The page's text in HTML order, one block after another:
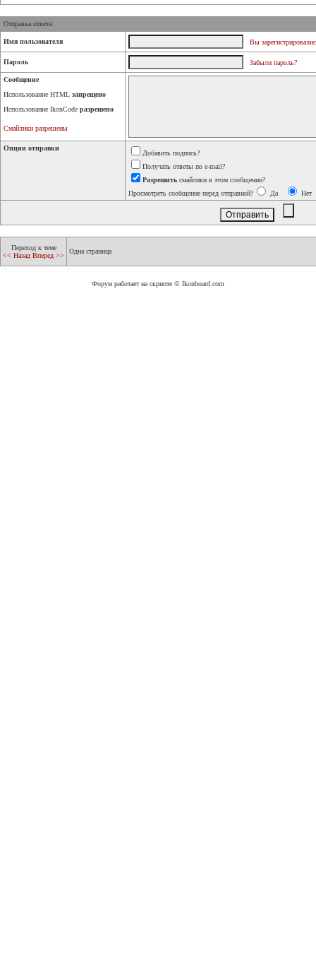
Отправка ответа:
Имя пользователя Вы
Пароль Забыли пароль?
Сообщение
Использование HTML запрещено
Использование IkonCode разрешено
Смайлики разрешены
Опции отправки
Добавить подпись?
Получать ответы по e-mail?
Разрешить смайлики в этом сообщении?
Просмотреть сообщение перед отправкой?
Да Нет
Переход к теме
<< Назад Вперед >>
Одна страница
Форум работает на скрипте © Ikonboard.com